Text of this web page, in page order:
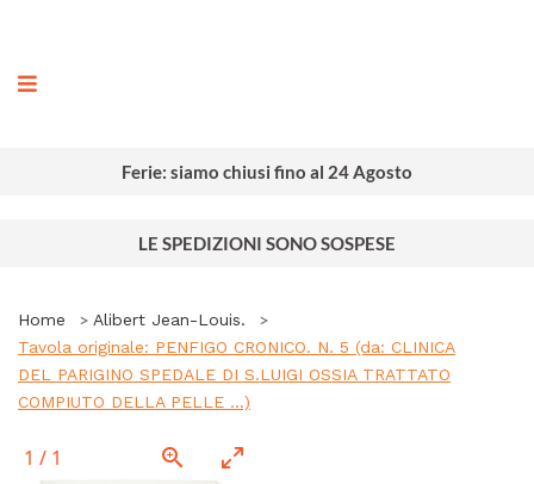
Ferie: siamo chiusi fino al 24 Agosto
LE SPEDIZIONI SONO SOSPESE
Home
Alibert Jean-Louis.
Tavola originale: PENFIGO CRONICO. N. 5 (da: CLINICA
DEL PARIGINO SPEDALE DI S.LUIGI OSSIA TRATTATO
COMPIUTO DELLA PELLE ...)
1 / 1